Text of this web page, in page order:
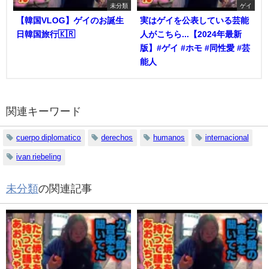
未分類
【韓国VLOG】ゲイのお誕生
日韓国旅行🇰🇷
ゲイ
実はゲイを公表している芸能
人がこちら...【2024年最新
版】#ゲイ #ホモ #同性愛 #芸
能人
関連キーワード
cuerpo diplomatico derechos humanos internacional
ivan riebeling
未分類の関連記事